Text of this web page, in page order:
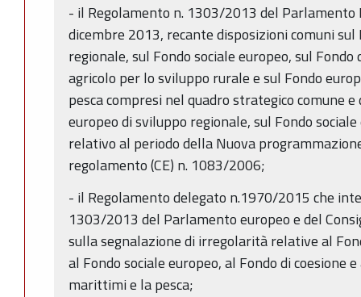
- il Regolamento n. 1303/2013 del Parlamento
dicembre 2013, recante disposizioni comuni
regionale, sul Fondo sociale europeo, sul Fondo
agricolo per lo sviluppo rurale e sul Fondo
pesca compresi nel quadro strategico comune
europeo di sviluppo regionale, sul Fondo
relativo al periodo della Nuova
regolamento (CE) n. 1083/2006;
- il Regolamento delegato n.1970/2015 che
1303/2013 del Parlamento europeo e del
sulla segnalazione di irregolarità relative al
al Fondo sociale europeo, al Fondo di coesione
marittimi e la pesca;